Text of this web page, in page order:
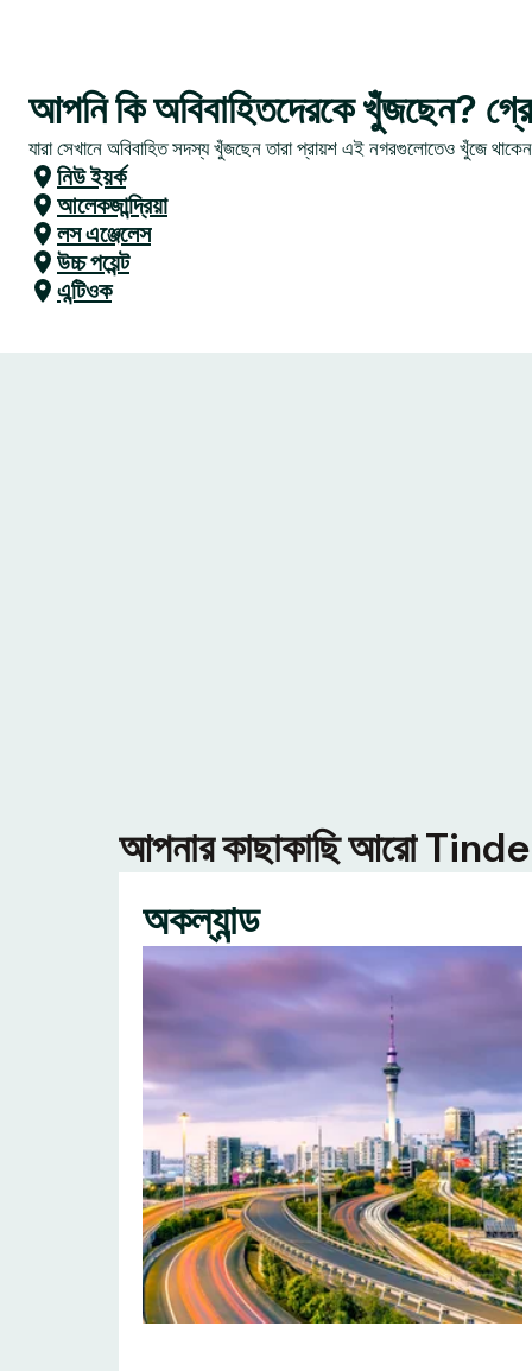
আপনি কি অবিবাহিতদেরকে খুঁজছেন?
যারা সেখানে অবিবাহিত সদস্য খুঁজছেন তারা প্রায়শ এই নগরগুলোতেও খুঁজে
নিউ ইয়র্ক
আলেকজান্দ্রিয়া
লস এঞ্জেলেস
উচ্চ পয়েন্ট
এন্টিওক
আপনার কাছাকাছি আরো
অকল্যান্ড